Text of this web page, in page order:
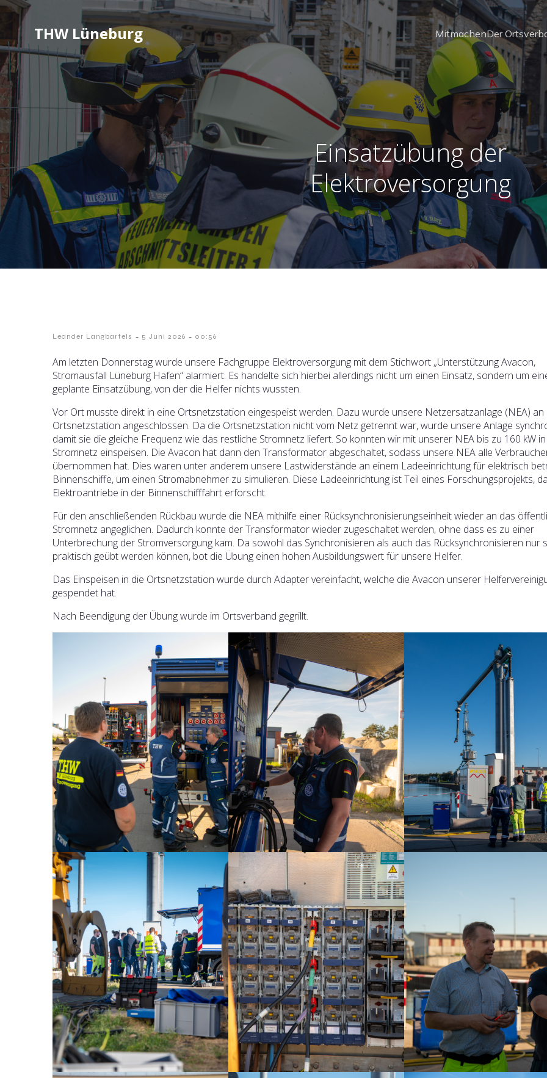
THW Lüneburg MitmachenDer
Einsatzübung der
Elektroversorgung
Leander Langbartels - 5 Juni 2026 - 00:56
Am letzten Donnerstag wurde unsere Fachgruppe Elektroversorgung mit dem Stichwort „Unterstützung Avacon,
Stromausfall Lüneburg Hafen“ alarmiert. Es handelte sich hierbei allerdings nicht um einen Einsatz, sondern um
geplante Einsatzübung, von der die Helfer nichts wussten.
Vor Ort musste direkt in eine Ortsnetzstation eingespeist werden. Dazu wurde unsere Netzersatzanlage (NEA) an
Ortsnetzstation angeschlossen. Da die Ortsnetzstation nicht vom Netz getrennt war, wurde unsere Anlage
damit sie die gleiche Frequenz wie das restliche Stromnetz liefert. So konnten wir mit unserer NEA bis zu 160 kW
Stromnetz einspeisen. Die Avacon hat dann den Transformator abgeschaltet, sodass unsere NEA alle
übernommen hat. Dies waren unter anderem unsere Lastwiderstände an einem Ladeeinrichtung für elektrisch
Binnenschiffe, um einen Stromabnehmer zu simulieren. Diese Ladeeinrichtung ist Teil eines Forschungsprojekts,
Elektroantriebe in der Binnenschifffahrt erforscht.
Für den anschließenden Rückbau wurde die NEA mithilfe einer Rücksynchronisierungseinheit wieder an das
Stromnetz angeglichen. Dadurch konnte der Transformator wieder zugeschaltet werden, ohne dass es zu einer
Unterbrechung der Stromversorgung kam. Da sowohl das Synchronisieren als auch das Rücksynchronisieren nur
praktisch geübt werden können, bot die Übung einen hohen Ausbildungswert für unsere Helfer.
Das Einspeisen in die Ortsnetzstation wurde durch Adapter vereinfacht, welche die Avacon unserer
gespendet hat.
Nach Beendigung der Übung wurde im Ortsverband gegrillt.